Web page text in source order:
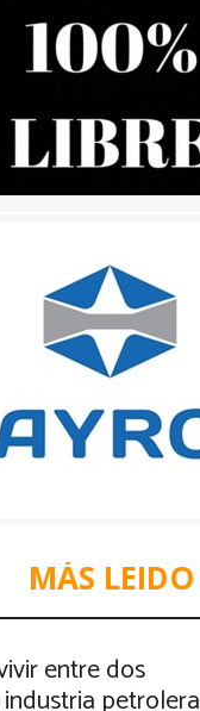
MÁS LEIDO
entre dos
petrolera